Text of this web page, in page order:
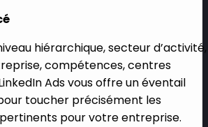
hiérarchique, secteur d’activité,
compétences, centres
Ads vous offre un éventail
toucher précisément les
pour votre entreprise.